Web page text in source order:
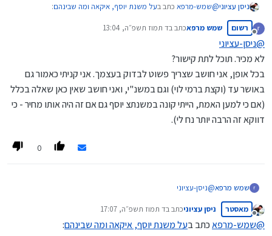
ניסן עציוני@שמש-מרפא כתב בעל משנת יוסף, איקאה ומה שבינהם:
המחירים לכאורה די דומים למחירי הרשתות הגדולות,
כפי שפורסם רק לאחרונה בסקר מוצרים שעורכת
המדינה,
שעברתי למשנת. המחירים שם בפירוש יותר זולים (לא תמיד
שכלל לא נמכרים במכירות.
אתה צודק לגבי הסקר ההוא
אבל לאחר מכן נערך גם סקר במכירות השבועויות ולא נמצאו פערים בין
המחירים בחישוב סל כולל
מנותק
רשום שמש מרפאכתב בד תמוז תשפ״ה, 13:04
נערך לאחרונה על ידי
@ניסן-עציוני
לא מכיר. תוכל לתת קישור?
בכל אופן, אני חושב שצריך פשוט לבדוק בעצמך. אני קניתי כאמור גם
באושר עד (וקצת ברמי לוי) וגם במשנ"י, ואני חושב שאין כאן שאלה בכלל
(אם כי למען האמת, הייתי קונה במשנתצ יוסף גם אם זה היה אותו מחיר - כי
דווקא זה הרבה יותר נח לי).
0
שמש מרפא@ניסן-עציוני
בכל אופן, אני חושב שצריך פשוט לבדוק בעצמך. אני קניתי כאמור גם
באושר עד (וקצת ברמי לוי) וגם במשנ"י, ואני חושב שאין כאן שאלה
מנותק
מאסטר ניסן עציוניכתב בד תמוז תשפ״ה, 17:07
נערך לאחרונה על ידי
@שמש-מרפאכתב בעל משנת יוסף, איקאה ומה שבינהם: